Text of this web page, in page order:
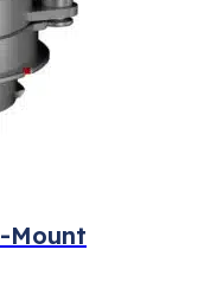
Mount